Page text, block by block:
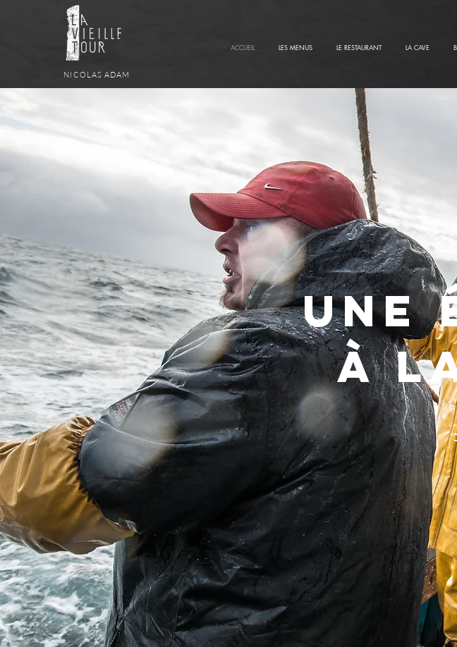
ACCUEIL LES MENUS LE RESTAURANT LA CAVE
NICOLAS ADAM
Une
à